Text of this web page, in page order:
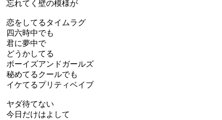
忘れてく壁の模様が
恋をしてるタイムラグ
四六時中でも
君に夢中で
どうかしてる
ボーイズアンドガールズ
秘めてるクールでも
イケてるプリティベイブ
ヤダ待てない
今日だけはよして